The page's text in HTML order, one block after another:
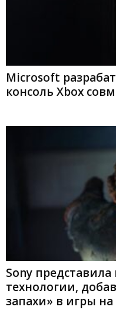
Microsoft
консоль Xbox
Sony
технологии,
запахи» в игры